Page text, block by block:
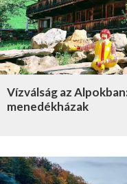
Vízválság az
menedékházak